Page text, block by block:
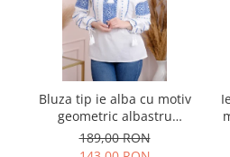
Bluza tip ie alba cu motiv
geometric albastru
Paraschiva 10
189,00 RON